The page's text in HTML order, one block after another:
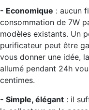
- Economique : aucun
consommation de 7W
modèles existants. Un
purificateur peut être
vous donner une idée,
allumé pendant 24h
centimes.
- Simple, élégant : il